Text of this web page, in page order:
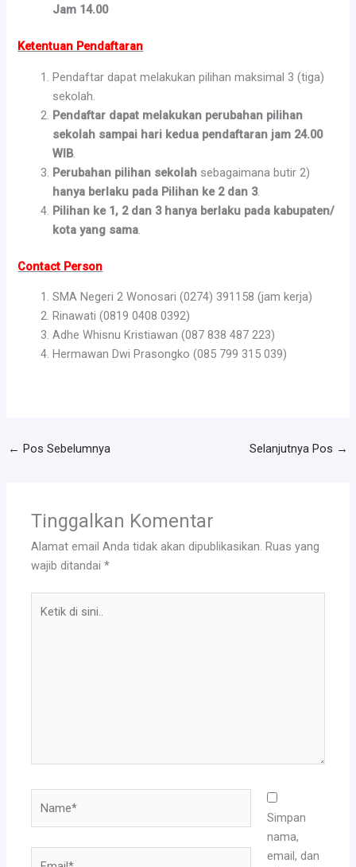
Jam 14.00
Ketentuan Pendaftaran
Pendaftar dapat melakukan pilihan maksimal 3 (tiga)
sekolah.
Pendaftar dapat melakukan perubahan pilihan
sekolah sampai hari kedua pendaftaran jam 24.00
WIB.
Perubahan pilihan sekolah sebagaimana butir 2)
hanya berlaku pada Pilihan ke 2 dan 3.
Pilihan ke 1, 2 dan 3 hanya berlaku pada kabupaten/
kota yang sama.
Contact Person
SMA Negeri 2 Wonosari (0274) 391158 (jam kerja)
Rinawati (0819 0408 0392)
Adhe Whisnu Kristiawan (087 838 487 223)
Hermawan Dwi Prasongko (085 799 315 039)
← Pos Sebelumnya Selanjutnya Pos →
Tinggalkan Komentar
Alamat email Anda tidak akan dipublikasikan. Ruas yang
wajib ditandai*
Simpan
nama,
email, dan